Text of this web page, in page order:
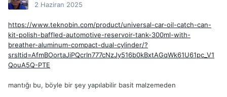
2 Haziran 2025
https://www.teknobin.com/product/universal-car-oil-catch-can-
kit-polish-baffled-automotive-reservoir-tank-300ml-with-
breather-aluminum-compact-dual-cylinder/?
srsltid=AfmBOortaJiPQcrIn777cNzJy516b0kBxtAGqWk61U61pc_V1
QouA5Q-PTE
mantığı bu, böyle bir şey yapılabilir basit malzemeden